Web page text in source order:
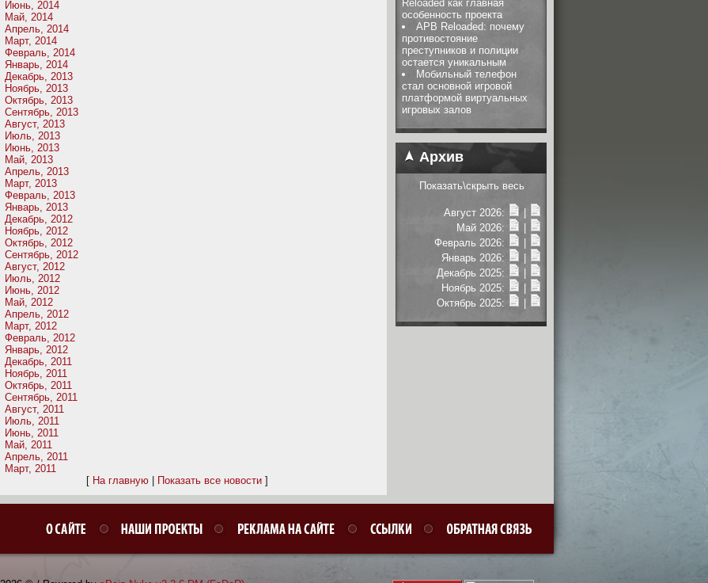
Июнь, 2014
Май, 2014
Апрель, 2014
Март, 2014
Февраль, 2014
Январь, 2014
Декабрь, 2013
Ноябрь, 2013
Октябрь, 2013
Сентябрь, 2013
Август, 2013
Июль, 2013
Июнь, 2013
Май, 2013
Апрель, 2013
Март, 2013
Февраль, 2013
Январь, 2013
Декабрь, 2012
Ноябрь, 2012
Октябрь, 2012
Сентябрь, 2012
Август, 2012
Июль, 2012
Июнь, 2012
Май, 2012
Апрель, 2012
Март, 2012
Февраль, 2012
Январь, 2012
Декабрь, 2011
Ноябрь, 2011
Октябрь, 2011
Сентябрь, 2011
Август, 2011
Июль, 2011
Июнь, 2011
Май, 2011
Апрель, 2011
Март, 2011
[ На главную| Показать все новости]
Reloaded как главная
особенность проекта
APB Reloaded: почему
противостояние
преступников и полиции
остается уникальным
Мобильный телефон
стал основной игровой
платформой виртуальных
игровых залов
Архив
Показать\скрыть весь
Август 2026:
Май 2026:
Февраль 2026:
Январь 2026:
Декабрь 2025:
Ноябрь 2025:
Октябрь 2025: